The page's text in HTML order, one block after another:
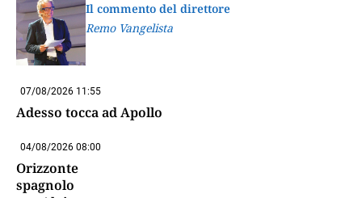
Il commento del direttore
Remo Vangelista
07/08/2026 11:55
Adesso tocca ad Apollo
04/08/2026 08:00
Orizzonte
spagnolo